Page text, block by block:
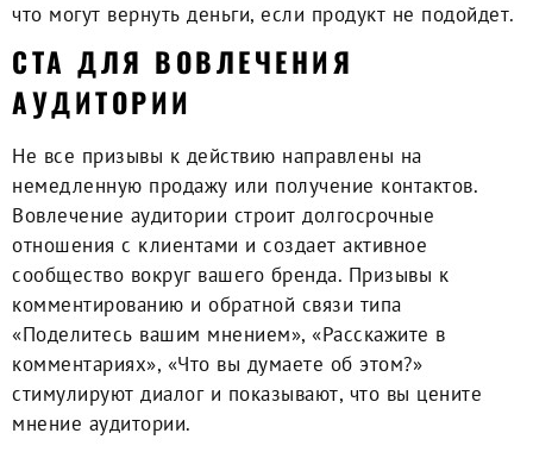
что могут вернуть деньги, если продукт не подойдет.
CTA ДЛЯ ВОВЛЕЧЕНИЯ
АУДИТОРИИ
Не все призывы к действию направлены на
немедленную продажу или получение контактов.
Вовлечение аудитории строит долгосрочные
отношения с клиентами и создает активное
сообщество вокруг вашего бренда. Призывы к
комментированию и обратной связи типа
«Поделитесь вашим мнением», «Расскажите в
комментариях», «Что вы думаете об этом?»
стимулируют диалог и показывают, что вы цените
мнение аудитории.